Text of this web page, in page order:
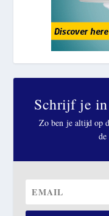
Schrijf je
Zo ben je altijd op
de